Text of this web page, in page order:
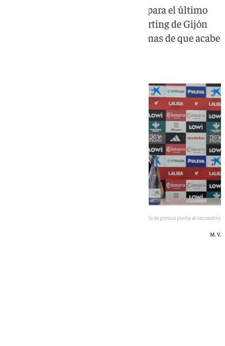
El técnico del conjunto nazarí prepara el último
partido de la campaña ante el Sporting de Gijón
con ilusión y asegura no tener "ganas de que acabe
Pacheta, durante su rueda de prensa previa al encuentro.
M. V.